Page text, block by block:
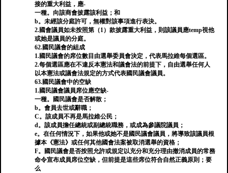
接的重大利益，應-
一種。向該商會披露該利益；和
b。未經該分庭許可，無權對該事項進行表決。
2.國會議員如未按照第（1）款披露重大利益，則該議員應temp視他
或她是議員的分庭。
62.國民議會的組成
1.國民議會的席位數目由選舉委員會決定，代表馬拉維每個選區。
2.每個選區應在不違反本憲法和議會法的前提下，自由選舉任何人
以本憲法或議會法規定的方式代表國民議會議員。
63.國民議會中的空缺
1.國民議會議員席位應空缺-
一種。國民議會是否解散；
b。會員去世或辭職；
C。該成員不再是馬拉維公民；
d。該成員擔任總統或副總統職務，或成為參議院議員；
e。在任何情況下，如果他或她不是國民議會議員，將導致該議員根
據本《憲法》或任何其他國會法案被取消選舉的資格；
F。國民議會是否按照允許或規定以充分和充分理由撤消成員的常務
命令宣布成員席位空缺，但前提是這些席位符合自然正義原則；要
么